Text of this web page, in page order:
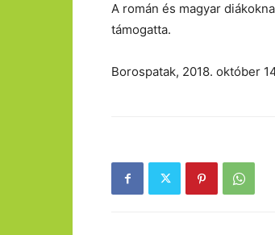
A román és magyar
támogatta.
Borospatak, 2018. október